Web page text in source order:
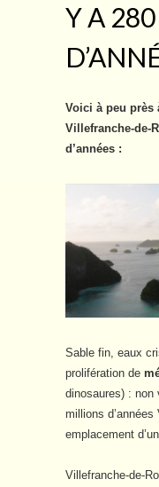
Y A
Voici à peu près
Villefranche-de-
d’années :
Sable fin, eaux
prolifération de
dinosaures) :
millions
emplacement
Villefranche-de-